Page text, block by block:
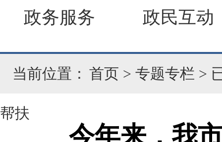
政务服务
政民互动
当前位置： 首页 > 专题专栏 >
帮扶
今年来，我